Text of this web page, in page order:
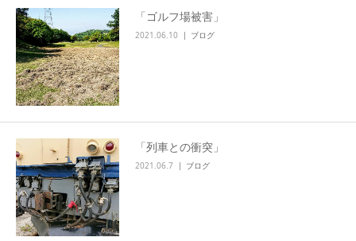
「ゴルフ場被害」
2021.06.10 ブログ
「列車との衝突」
2021.06.7 ブログ